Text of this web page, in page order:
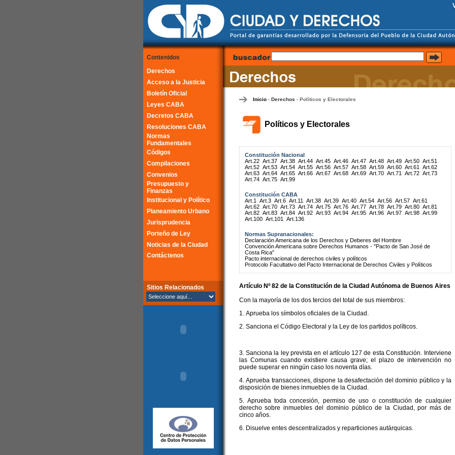
Contenidos
Derechos
Acceso a la Justicia
Boletín Oficial
Leyes CABA
Decretos CABA
Resoluciones CABA
Normas
Fundamentales
Códigos
Compilaciones
Convenios
Presupuesto y
Finanzas
Institucional y Político
Planeamiento Urbano
Jurisprudencia
Porteño de Ley
Noticias de la Ciudad
Contáctenos
Sitios Relacionados
Inicio- Derechos - Políticos y Electorales
Políticos y Electorales
Constitución Nacional
Art.22 Art.37 Art.38 Art.44 Art.45 Art.46 Art.47 Art.48 Art.49 Art.50 Art.51
Art.52 Art.53 Art.54 Art.55 Art.56 Art.57 Art.58 Art.59 Art.60 Art.61
Art.62
Art.63 Art.64 Art.65 Art.66 Art.67 Art.68 Art.69 Art.70 Art.71 Art.72 Art.73
Art.74 Art.75 Art.99
Constitución CABA
Art.1
Art.3 Art.6 Art.11 Art.38 Art.39 Art.40 Art.54 Art.56 Art.57 Art.61
Art.62 Art.70 Art.73 Art.74 Art.75 Art.76 Art.77 Art.78 Art.79 Art.80 Art.81
Art.82 Art.83 Art.84 Art.92 Art.93 Art.94 Art.95 Art.96 Art.97 Art.98 Art.99
Art.100 Art.101 Art.136
Normas Supranacionales:
Declaración Americana de los Derechos y Deberes del Hombre
Convención Americana sobre Derechos Humanos - "Pacto de San José de
Costa Rica"
Pacto internacional de derechos civiles y políticos
Protocolo Facultativo del Pacto Internacional de Derechos Civiles y Políticos
Artículo Nº 82 de la Constituciónde la Ciudad Autónoma de Buenos Aires
Con la mayoría de los dos tercios del total de sus miembros:
1. Aprueba los símbolos oficiales de la Ciudad.
2. Sanciona el Código Electoral y la Ley de los partidos políticos.
3. Sanciona la ley prevista en el artículo 127 de esta Constitución. Interviene
las Comunas cuando existiere causa grave; el plazo de intervención no
puede superar en ningún caso los noventa días.
4. Aprueba transacciones, dispone la desafectación del dominio público y la
disposición de bienes inmuebles de la Ciudad.
5. Aprueba toda concesión, permiso de uso o constitución de cualquier
derecho sobre inmuebles del dominio público de la Ciudad, por más de
cinco años.
6. Disuelve entes descentralizados y reparticiones autárquicas.